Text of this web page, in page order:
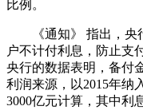
比例。
《通知》 指出，央
户不计付利息，防止支
央行的数据表明，备付
利润来源，以2015年纳
3000亿元计算，其中利